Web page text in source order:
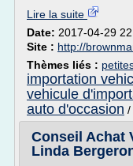
Lire la suite
Date: 2017-04-29
Site : http://
Thèmes liés :
importation
vehicule
auto d'occasion /
Conseil Achat
Linda